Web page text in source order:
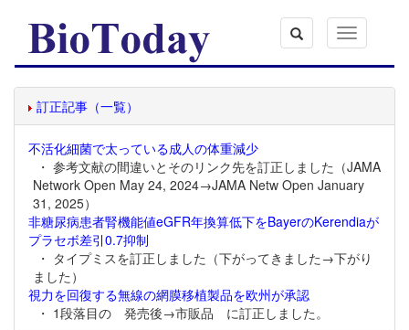
Toggle
navigation
訂正記事（一覧）
不活化細菌で太っている成人の体重減少
・ 参考文献の間違いとそのリンク先を訂正しました（JAMA
Network Open May 24, 2024→JAMA Netw Open January
31, 2025）
非糖尿病患者腎機能値eGFR年換算低下をBayerのKerendiaが
プラセボ差引0.7抑制
・ タイプミスを訂正しました（下がってきました→下がり
ました）
視力を回復する無線の網膜移植製品を欧州が承認
・ 1段落目の 発売後→市販品 に訂正しました。